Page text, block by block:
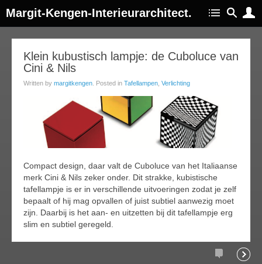
Margit-Kengen-Interieurarchitect.
Klein kubustisch lampje: de Cuboluce van
Cini & Nils
Written by margitkengen . Posted in Tafellampen Verlichting
Compact design, daar valt de Cuboluce van het Italiaanse
merk Cini & Nils zeker onder. Dit strakke, kubistische
tafellampje is er in verschillende uitvoeringen zodat je zelf
bepaalt of hij mag opvallen of juist subtiel aanwezig moet
zijn. Daarbij is het aan- en uitzetten bij dit tafellampje erg
slim en subtiel geregeld.